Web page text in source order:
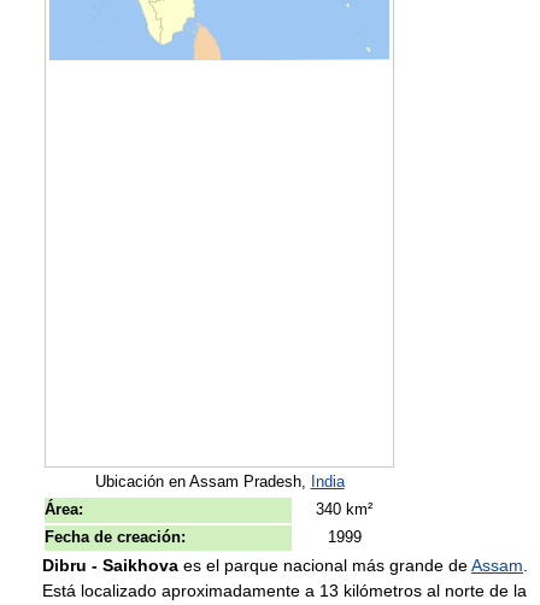
Ubicación en Assam Pradesh,
India
Área:
340 km²
Fecha de creación:
1999
Dibru - Saikhova es el parque nacional más grande deAssam
Está localizado aproximadamente a 13 kilómetros al norte de la